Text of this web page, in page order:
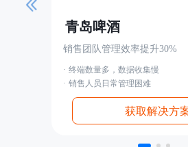
青岛啤酒
销售团队管理效率提升30%
· 终端数量多，数据收集慢
· 销售人员日常管理困难
获取解决方案